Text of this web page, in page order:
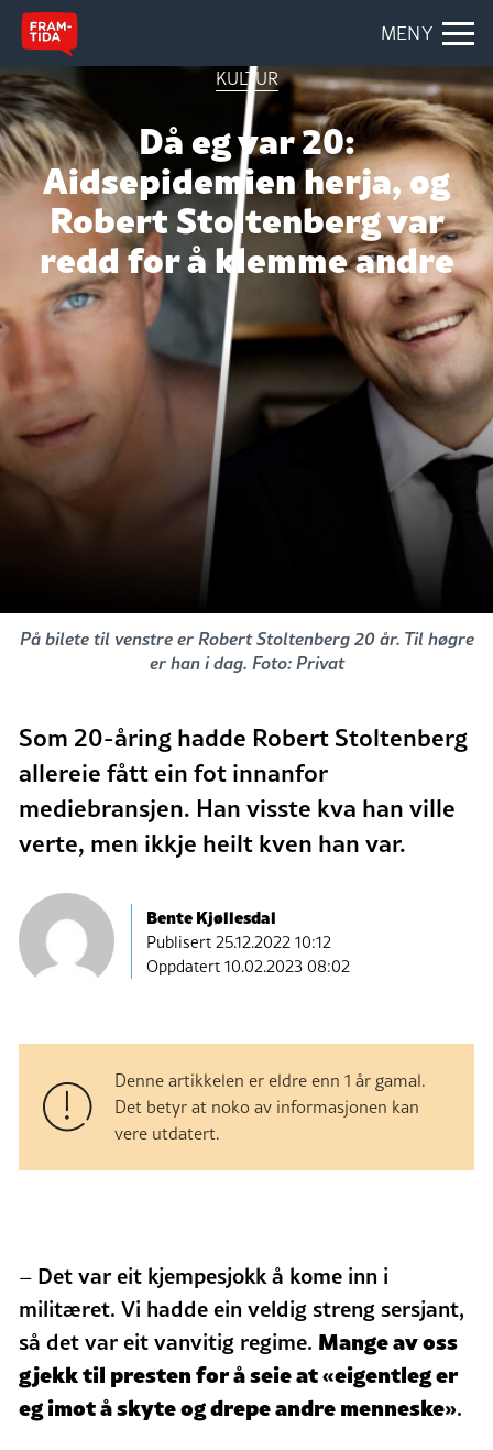
MENY
KULTUR
Då eg var 20:
Aidsepidemien herja, og
Robert Stoltenberg var
redd for å klemme andre
På bilete til venstre er Robert Stoltenberg 20 år. Til høgre
er han i dag. Foto: Privat
Som 20-åring hadde Robert Stoltenberg
allereie fått ein fot innanfor
mediebransjen. Han visste kva han ville
verte, men ikkje heilt kven han var.
Bente Kjøllesdal
Publisert25.12.2022 10:12
Oppdatert 10.02.2023 08:02
Denne artikkelen er eldre enn 1 år gamal.
Det betyr at noko av informasjonen kan
vere utdatert.
– Det var eit kjempesjokk å kome inn i
militæret. Vi hadde ein veldig streng sersjant,
så det var eit vanvitig regime. Mange av oss
gjekk til presten for å seie at «eigentleg er
eg imot å skyte og drepe andre menneske».